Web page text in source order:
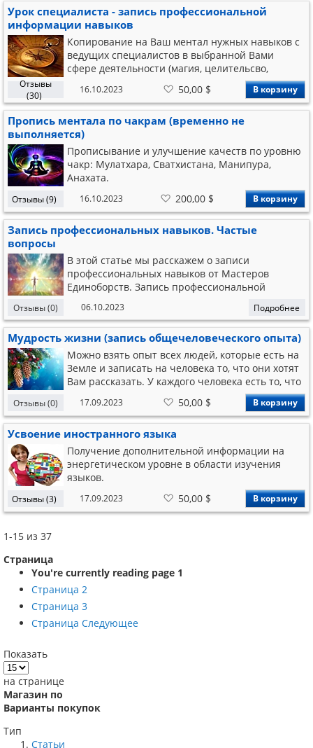
Урок специалиста - запись профессиональной
информации навыков
Копирование на Ваш ментал нужных навыков с
ведущих специалистов в выбранной Вами
сфере деятельности (магия, целительсво,
экономика, психология и др.)
Отзывы
(30)
16.10.2023 В
список
желаний
50,00 $ В корзину
Пропись ментала по чакрам (временно не
выполняется)
Прописывание и улучшение качеств по уровню
чакр: Мулатхара, Сватхистана, Манипура,
Анахата.
Отзывы (9) 16.10.2023 В
список
желаний
200,00 $ В корзину
Запись профессиональных навыков. Частые
вопросы
В этой статье мы расскажем о записи
профессиональных навыков от Мастеров
Единоборств. Запись профессиональной
Вопрос: Запись профессиональной информации
от Мастеров Единоборств - есть из чего выбрать
конкретно или самому надо выбирать и
формулировать? О
Отзывы (0) 06.10.2023 Подробнее
Мудрость жизни (запись общечеловеческого опыта)
Можно взять опыт всех людей, которые есть на
Земле и записать на человека то, что они хотят
Вам рассказать. У каждого человека есть то, что
он знает интересного и то, чем бы он хотел
поделиться: опыт решения самых
разнообразных ситуаций. Здесь будет
понемногу всего. По опыту, после нескольких
таких
Отзывы (0) 17.09.2023 В
список
желаний
50,00 $ В корзину
Усвоение иностранного языка
Получение дополнительной информации на
энергетическом уровне в области изучения
языков.
Отзывы (3) 17.09.2023 В
список
желаний
50,00 $ В корзину
1-15 из 37
Страница
You're currently reading page 1
Страница 2
Страница 3
Страница Следующее
Показать
на странице
Магазин по
Варианты покупок
Тип
Статьи